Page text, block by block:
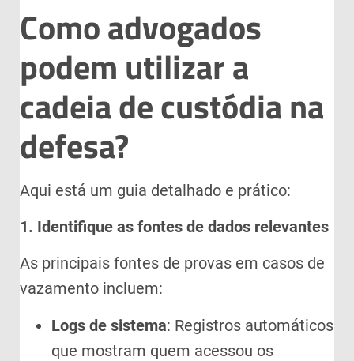
Como advogados
podem utilizar a
cadeia de custódia na
defesa?
Aqui está um guia detalhado e prático:
1. Identifique as fontes de dados relevantes
As principais fontes de provas em casos de
vazamento incluem:
Logs de sistema: Registros automáticos
que mostram quem acessou os